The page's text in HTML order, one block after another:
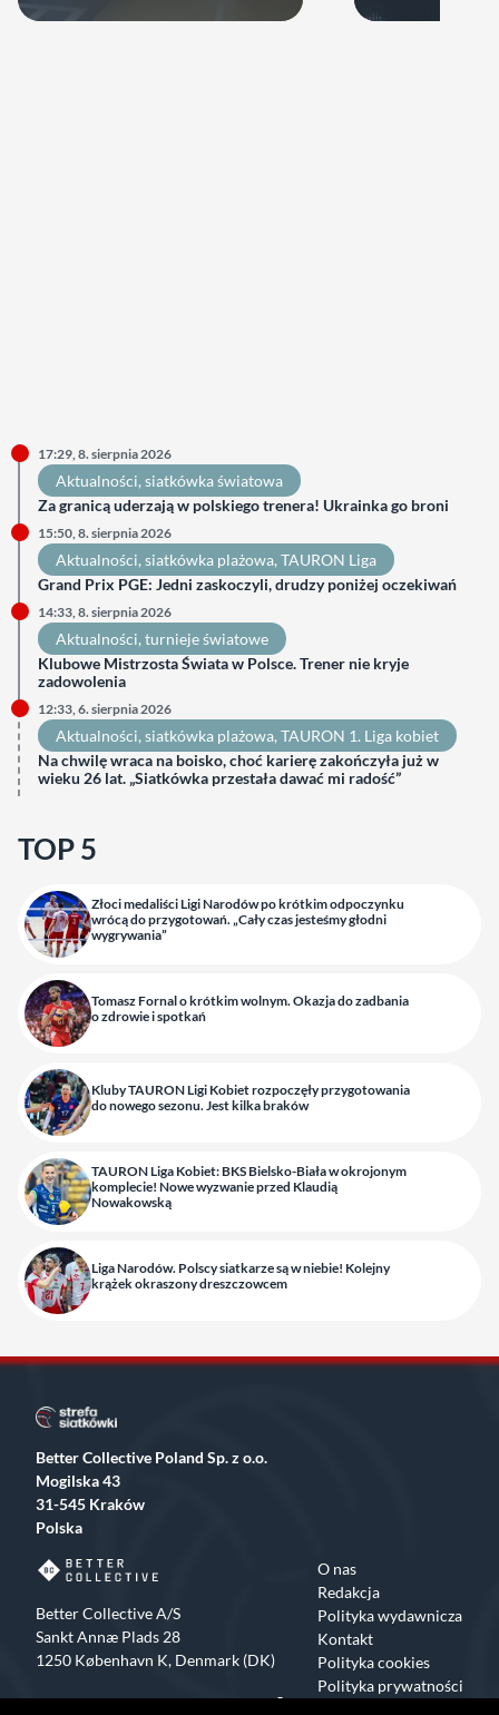
17:29, 8. sierpnia 2026
Aktualności, siatkówka światowa
Za granicą uderzają w polskiego trenera! Ukrainka go broni
15:50, 8. sierpnia 2026
Aktualności, siatkówka plażowa, TAURON Liga
Grand Prix PGE: Jedni zaskoczyli, drudzy poniżej oczekiwań
14:33, 8. sierpnia 2026
Aktualności, turnieje światowe
Klubowe Mistrzosta Świata w Polsce. Trener nie kryje
zadowolenia
12:33, 6. sierpnia 2026
Aktualności, siatkówka plażowa, TAURON 1. Liga kobiet
Na chwilę wraca na boisko, choć karierę zakończyła już w
wieku 26 lat. „Siatkówka przestała dawać mi radość”
TOP 5
Złoci medaliści Ligi Narodów po krótkim odpoczynku
wrócą do przygotowań. „Cały czas jesteśmy głodni
wygrywania”
Tomasz Fornal o krótkim wolnym. Okazja do zadbania
o zdrowie i spotkań
Kluby TAURON Ligi Kobiet rozpoczęły przygotowania
do nowego sezonu. Jest kilka braków
TAURON Liga Kobiet: BKS Bielsko-Biała w okrojonym
komplecie! Nowe wyzwanie przed Klaudią
Nowakowską
Liga Narodów. Polscy siatkarze są w niebie! Kolejny
krążek okraszony dreszczowcem
Better Collective Poland Sp. z o.o.
Mogilska 43
31-545 Kraków
Polska
Better Collective A/S
Sankt Annæ Plads 28
1250 København K, Denmark (DK)
O nas
Redakcja
Polityka wydawnicza
Kontakt
Polityka cookies
Polityka prywatności
Facebook
X Instagram
TikTok